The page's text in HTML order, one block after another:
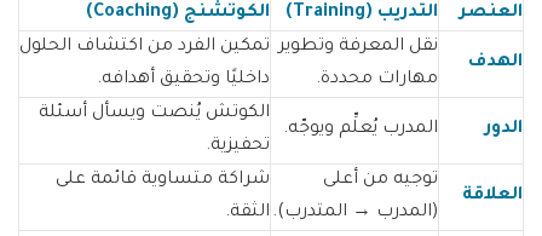
حماده بساط
تواصل معنا
التحقق من الشهادة
تسجيل / دخول
العنصر التدريب (Training) الكوتشنج (Coaching)
الهدف
نقل المعرفة وتطوير
مهارات محددة.
تمكين الفرد من اكتشاف الحلول
داخليًا وتحقيق أهدافه.
الدور المدرب يُعلِّم ويوجّه.
الكوتش يُنصت ويسأل أسئلة
تحفيزية.
العلاقة
توجيه من أعلى
(المدرب → المتدرب).
شراكة متساوية قائمة على
الثقة.
اشتراك
هل لديك بالفعل حساب؟تسجيل الدخول